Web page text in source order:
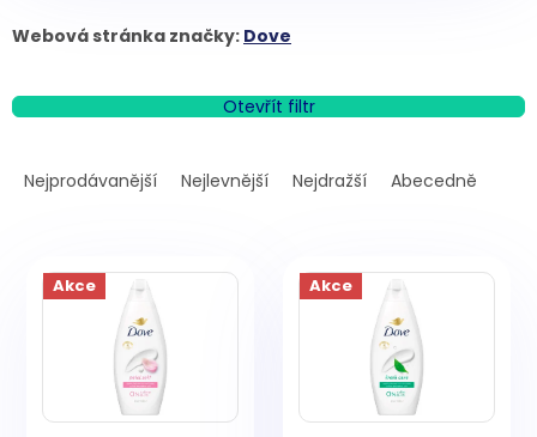
Webová stránka značky: Dove
Otevřít filtr
aNejprodávanější Nejlevnější Nejdražší Abecedně
Akce Akce